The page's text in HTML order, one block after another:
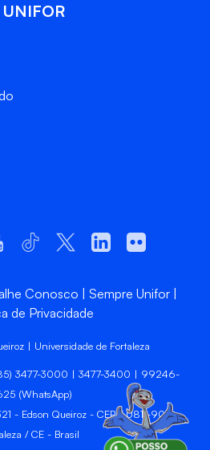
Conosco
Sempre Unifor
de Privacidade
| Universidade de Fortaleza
3477-3000 | 3477-3400 | 99246-
(WhatsApp)
- Edson Queiroz - CEP 60811-905 -
/ CE - Brasil